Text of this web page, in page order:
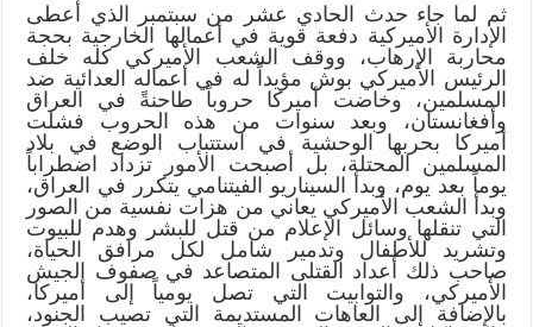
ثم لما جاء حدث الحادي عشر من سبتمبر الذي أعطى
الإدارة الأميركية دفعة قوية في أعمالها الخارجية بحجة
محاربة الإرهاب، ووقف الشعب الأميركي كله خلف
الرئيس الأميركي بوش مؤيداً له في أعماله العدائية ضد
المسلمين، وخاضت أميركا حروباً طاحنةً في العراق
وأفغانستان، وبعد سنوات من هذه الحروب فشلت
أميركا بحربها الوحشية في استتباب الوضع في بلاد
المسلمين المحتلة، بل أصبحت الأمور تزداد اضطراباً
يوماً بعد يوم، وبدأ السيناريو الفيتنامي يتكرر في العراق،
وبدأ الشعب الأميركي يعاني من هزات نفسية من الصور
التي تنقلها وسائل الإعلام من قتل للبشر وهدم للبيوت
وتشريد للأطفال وتدمير شامل لكل مرافق الحياة،
صاحب ذلك أعداد القتلى المتصاعد في صفوف الجيش
الأميركي، والتوابيت التي تصل يومياً إلى أميركا،
بالإضافة إلى العاهات المستديمة التي تصيب الجنود،